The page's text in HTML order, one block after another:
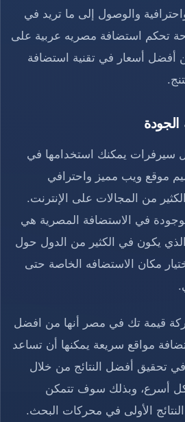
والوصول إلى ما تريد في
تحكم استضافة مصريه عربية على
أفضل أسعار في تقنية استضافة
سيرفرات يمكنك استخدامها في
موقع ويب مميز واحترافي
من المجالات على الإنترنت.
في الاستضافة المصرية هي
يكون في الكثير من الدول حول
مكان الاستضافه الخاصة حتى
قيمة تك في مصر أنها من افضل
مواقع سريعة يمكنها أن تساعد
تحقيق أفضل النتائج من خلال
أسرع، وبذلك سوف تتمكن
الأولى في محركات البحث.